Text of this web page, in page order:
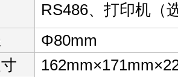
RS486、打印机（
Φ80mm